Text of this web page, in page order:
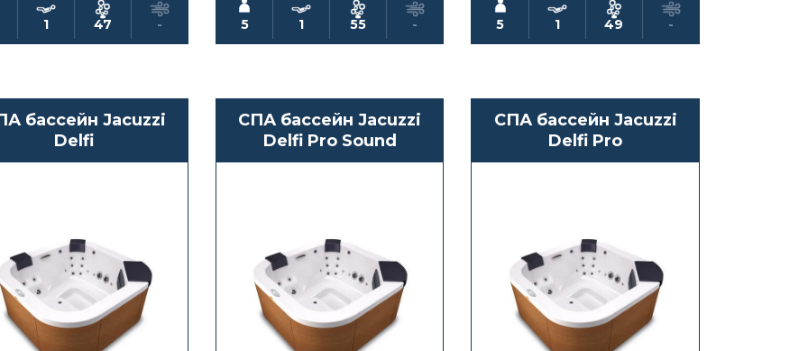
1 47 - 5 1 55 - 5 1 49 -
бассейн Jacuzzi
Delfi
СПА бассейн Jacuzzi
Delfi Pro Sound
СПА бассейн Jacuzzi
Delfi Pro